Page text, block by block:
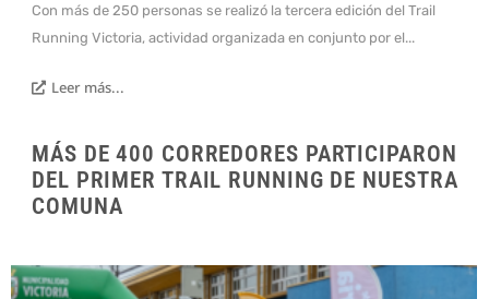
Con más de 250 personas se realizó la tercera edición del Trail
Running Victoria, actividad organizada en conjunto por el...
Leer más...
MÁS DE 400 CORREDORES PARTICIPARON
DEL PRIMER TRAIL RUNNING DE NUESTRA
COMUNA